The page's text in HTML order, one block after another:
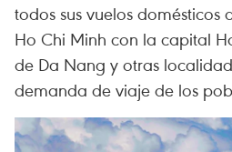
todos sus vuelos domésticos
Ho Chi Minh con la capital
de Da Nang y otras
demanda de viaje de los